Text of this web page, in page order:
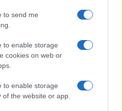
to send me
to enable storage
cookies on web or
to enable storage
the website or app.
in Gallura, bella anche dal
le polemiche il centro